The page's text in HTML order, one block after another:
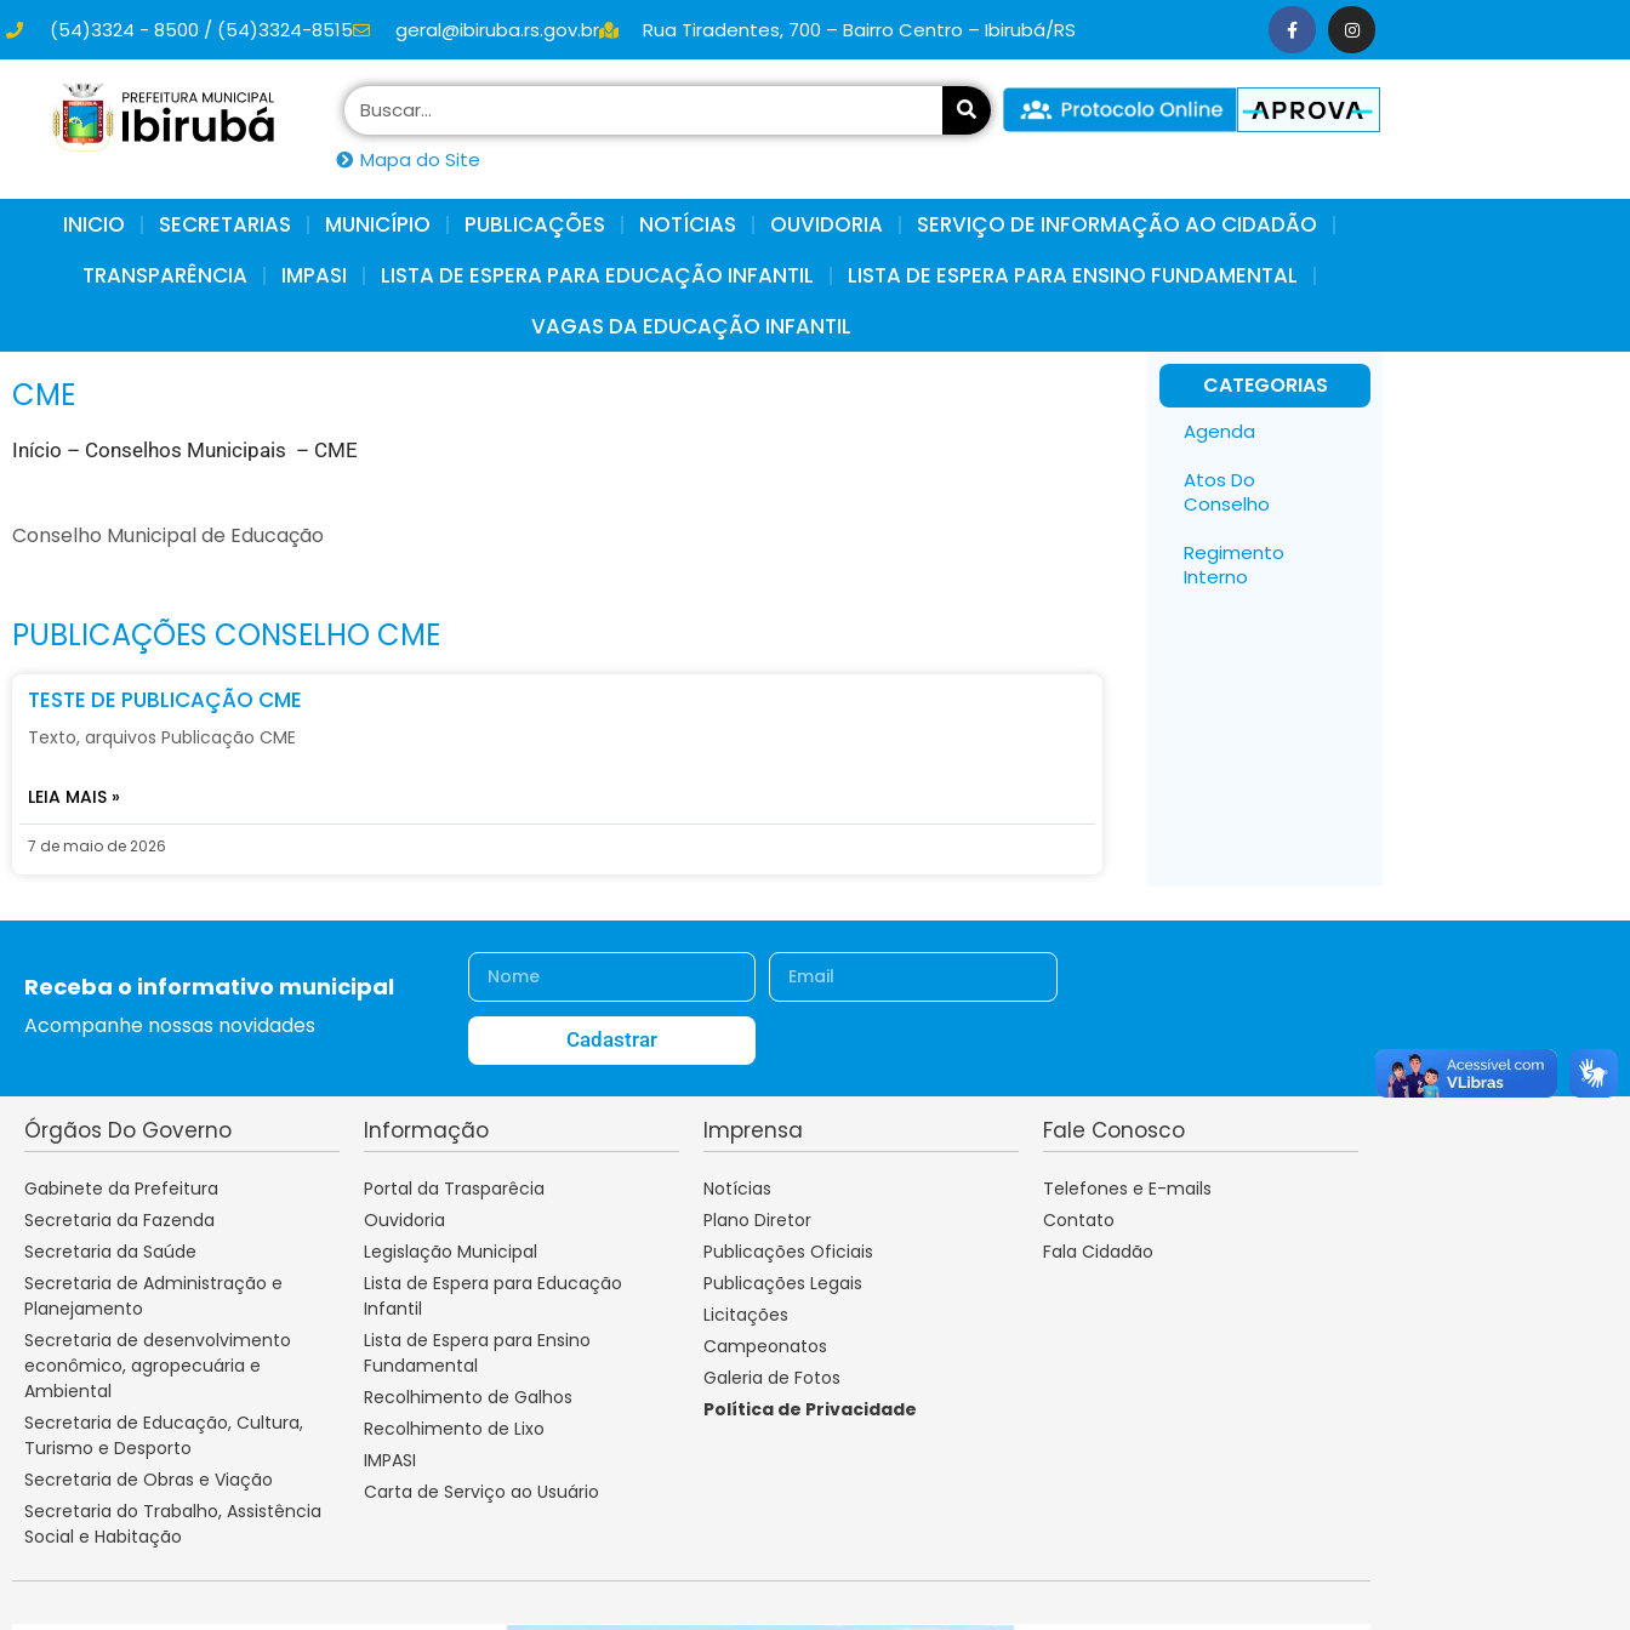
conteúdo(54)3324 - 8500 / (54)3324-8515 geral@ibiruba.rs.gov.br Rua Tiradentes, 700 – Bairro Centro – Ibirubá/RS
Mapa do Site
INICIO SECRETARIAS MUNICÍPIO PUBLICAÇÕES NOTÍCIAS OUVIDORIA
SERVIÇO DE INFORMAÇÃO AO CIDADÃO
TRANSPARÊNCIA
IMPASI LISTA DE ESPERA PARA EDUCAÇÃO INFANTIL
LISTA DE ESPERA PARA ENSINO FUNDAMENTAL
VAGAS DA EDUCAÇÃO INFANTIL
CME
Início – Conselhos Municipais – CME
Conselho Municipal de Educação
PUBLICAÇÕES CONSELHO CME
TESTE DE PUBLICAÇÃO CME
Texto, arquivos Publicação CME
LEIA MAIS »
7 de maio de 2026
CATEGORIAS
Agenda
Atos Do
Conselho
Regimento
Interno
Receba o informativo municipal
Acompanhe nossas novidades
Cadastrar
Órgãos Do Governo
Gabinete da Prefeitura
Secretaria da Fazenda
Secretaria da Saúde
Secretaria de Administração e
Planejamento
Secretaria de desenvolvimento
econômico, agropecuária e
Ambiental
Secretaria de Educação, Cultura,
Turismo e Desporto
Secretaria de Obras e Viação
Secretaria do Trabalho, Assistência
Social e Habitação
Informação
Portal da Trasparêcia
Ouvidoria
Legislação Municipal
Lista de Espera para Educação
Infantil
Lista de Espera para Ensino
Fundamental
Recolhimento de Galhos
Recolhimento de Lixo
IMPASI
Carta de Serviço ao Usuário
Imprensa
Notícias
Plano Diretor
Publicações Oficiais
Publicações Legais
Licitações
Campeonatos
Galeria de Fotos
Política de Privacidade
Fale Conosco
Telefones e E-mails
Contato
Fala Cidadão